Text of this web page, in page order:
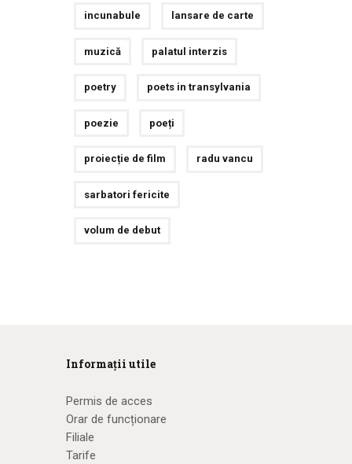
incunabule lansare de carte
muzică palatul interzis
poetry poets in transylvania
poezie poeți
proiecție de film radu vancu
sarbatori fericite
volum de debut
Informații utile
Permis de acces
Orar de funcționare
Filiale
Tarife